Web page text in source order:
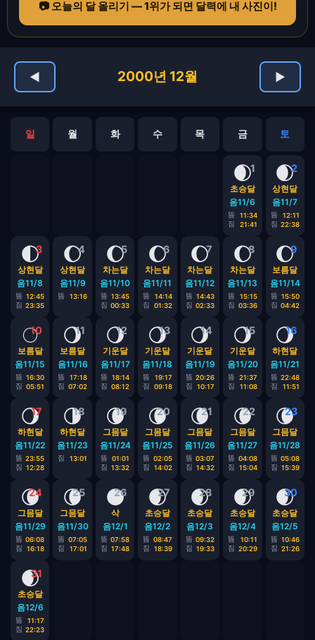
📷 오늘의 달 올리기 — 1위가 되면 달력에 내 사진이!
◀ 2000년 12월 ▶
일 월 화 수 목 금 토
1
🌒
초승달
음11/6
뜸
11:34
짐
21:41
2
🌒
상현달
음11/7
뜸
12:11
짐 22:38
3
🌓
상현달
음11/8
뜸 12:45
짐 23:35
4
🌔
상현달
음11/9
뜸 13:16
5
🌔
차는달
음11/10
뜸 13:45
짐 00:33
6
🌔
차는달
음11/11
뜸
14:14
짐
01:32
7
🌔
차는달
음11/12
뜸 14:43
짐 02:33
8
🌔
차는달
음11/13
뜸
15:15
짐 03:36
9
🌔
보름달
음11/14
뜸 15:50
짐 04:42
10
🌕
보름달
음11/15
뜸 16:30
짐 05:51
11
🌖
보름달
음11/16
뜸
17:18
짐 07:02
12
🌖
기운달
음11/17
뜸
18:14
짐 08:12
13
🌖
기운달
음11/18
뜸
19:17
짐
09:18
14
🌖
기운달
음11/19
뜸 20:26
짐
10:17
15
🌖
기운달
음11/20
뜸
21:37
짐
11:08
16
🌖
하현달
음11/21
뜸 22:48
짐
11:51
17
🌖
하현달
음11/22
뜸 23:55
짐 12:28
18
🌗
하현달
음11/23
짐 13:01
19
🌘
그믐달
음11/24
뜸
01:01
짐 13:32
20
🌘
그믐달
음11/25
뜸 02:05
짐
14:02
21
🌘
그믐달
음11/26
뜸 03:07
짐 14:32
22
🌘
그믐달
음11/27
뜸 04:08
짐
15:04
23
🌘
그믐달
음11/28
뜸 05:08
짐 15:39
24
🌘
그믐달
음11/29
뜸 06:08
짐
16:18
25
🌘
그믐달
음11/30
뜸 07:05
짐
17:01
26
🌑
삭
음12/1
뜸 07:58
짐 17:48
27
🌒
초승달
음12/2
뜸 08:47
짐
18:39
28
🌒
초승달
음12/3
뜸 09:32
짐 19:33
29
🌒
초승달
음12/4
뜸
10:11
짐 20:29
30
🌒
초승달
음12/5
뜸 10:46
짐 21:26
31
🌒
초승달
음12/6
뜸
11:17
짐 22:23